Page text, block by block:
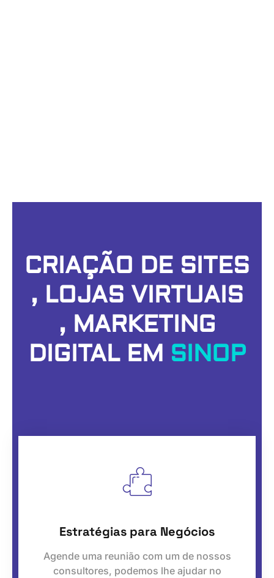
CRIAÇÃO DE SITES
, LOJAS VIRTUAIS
, MARKETING
DIGITAL EM SINOP
Estratégias para Negócios
Agende uma reunião com um de nossos
consultores, podemos lhe ajudar no